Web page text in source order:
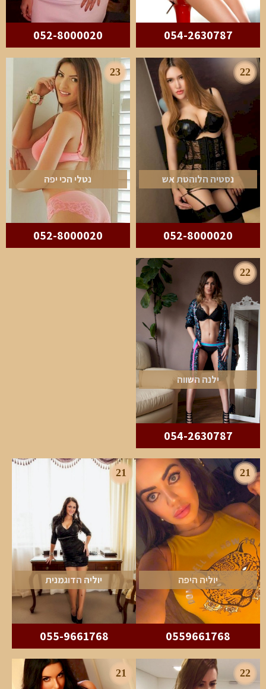
054-2630787
052-8000020
22
נסטיה הלוהטת אש
052-8000020
23
נטלי הכי יפה
052-8000020
22
ילנה השווה
054-2630787
21
יוליה היפה
0559661768
21
יוליה הדוגמנית
055-9661768
22
21